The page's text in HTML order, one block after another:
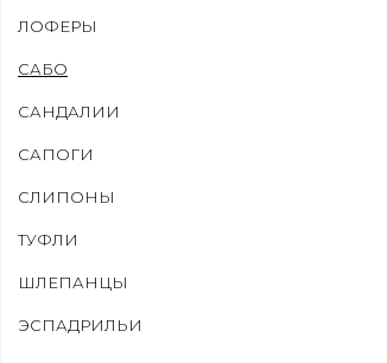
ЛОФЕРЫ
САБО
САНДАЛИИ
САПОГИ
СЛИПОНЫ
ТУФЛИ
ШЛЕПАНЦЫ
ЭСПАДРИЛЬИ